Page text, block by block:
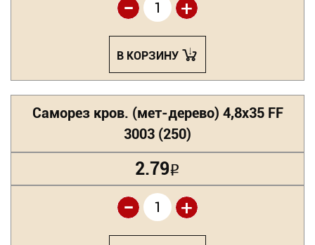
+
-
В КОРЗИНУ
Саморез кров. (мет-дерево) 4,8х35 FF
3003 (250)
2.79Р
+
-